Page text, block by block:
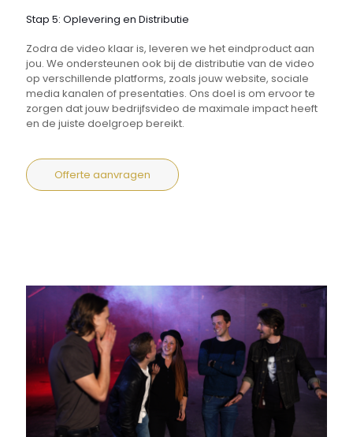
Stap 5: Oplevering en Distributie
Zodra de video klaar is, leveren we het eindproduct aan
jou. We ondersteunen ook bij de distributie van de video
op verschillende platforms, zoals jouw website, sociale
media kanalen of presentaties. Ons doel is om ervoor te
zorgen dat jouw bedrijfsvideo de maximale impact heeft
en de juiste doelgroep bereikt.
Offerte aanvragen